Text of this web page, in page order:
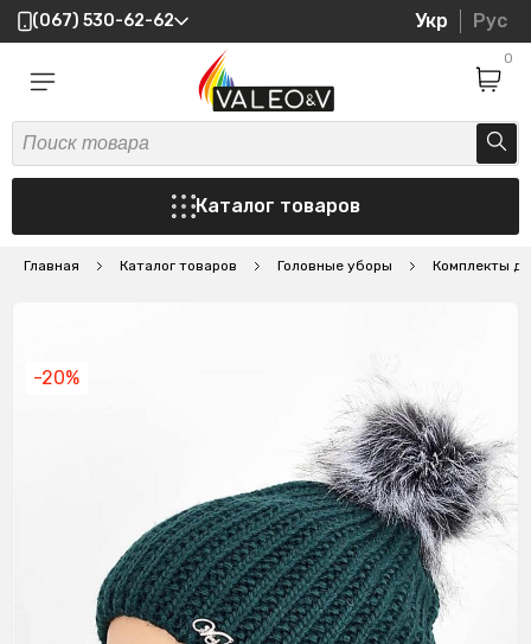
(067) 530-62-62 Укр Рус
0
Каталог товаров
Главная Каталог товаров Головные уборы Комплекты
-20%